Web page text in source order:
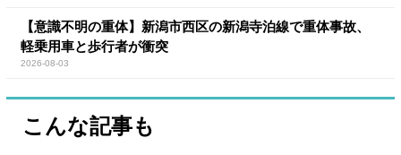
【意識不明の重体】新潟市西区の新潟寺泊線で重体事故、
軽乗用車と歩行者が衝突
2026-08-03
こんな記事も